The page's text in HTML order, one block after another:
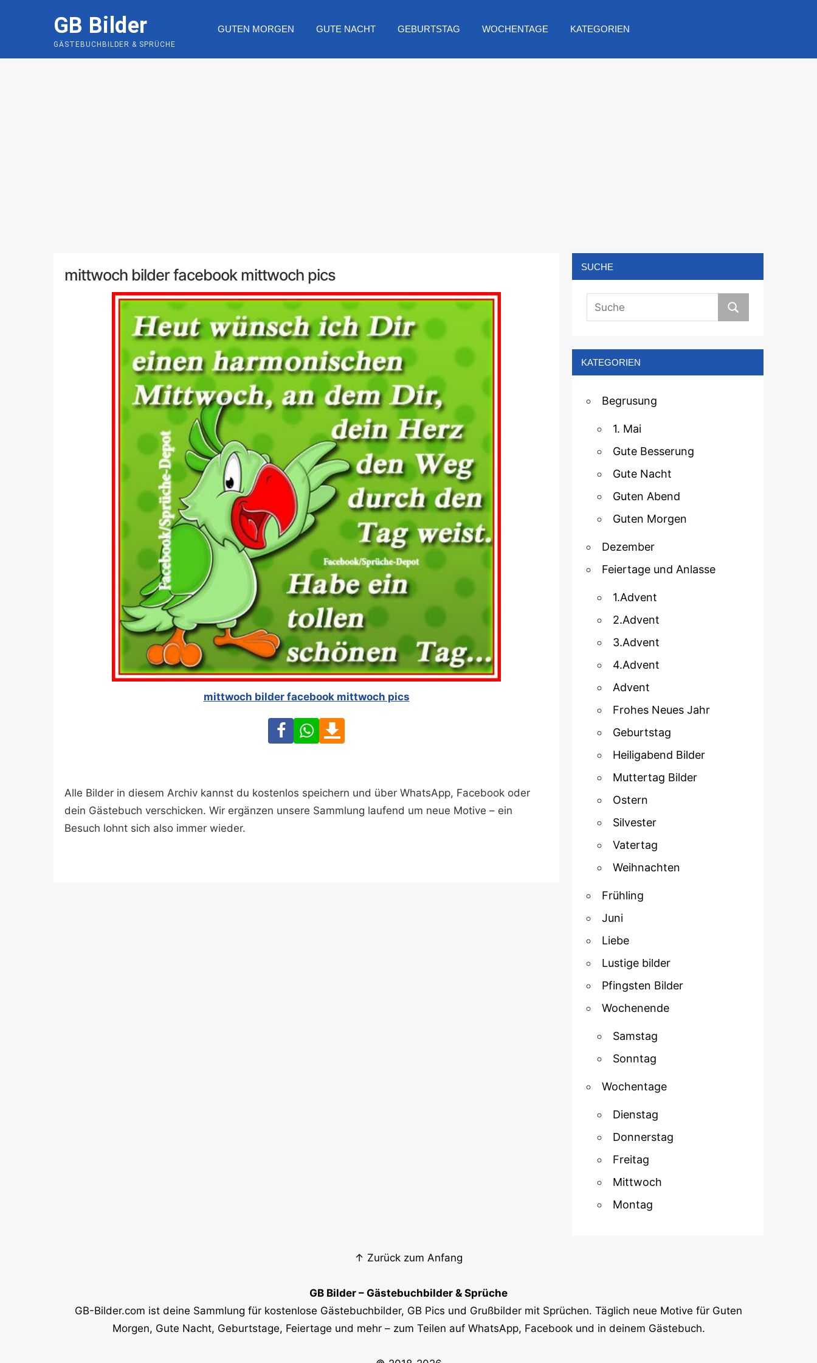
GB Bilder
GÄSTEBUCHBILDER & SPRÜCHE
GUTEN MORGEN GUTE NACHT GEBURTSTAG WOCHENTAGE KATEGORIEN
mittwoch bilder facebook mittwoch pics
mittwoch bilder facebook mittwoch pics
FacebookWhatsApp
Alle Bilder in diesem Archiv kannst du kostenlos speichern und über WhatsApp, Facebook oder
dein Gästebuch verschicken. Wir ergänzen unsere Sammlung laufend um neue Motive – ein
Besuch lohnt sich also immer wieder.
SUCHE
KATEGORIEN
Begrusung
1. Mai
Gute Besserung
Gute Nacht
Guten Abend
Guten Morgen
Dezember
Feiertage und Anlasse
1.Advent
2.Advent
3.Advent
4.Advent
Advent
Frohes Neues Jahr
Geburtstag
Heiligabend Bilder
Muttertag Bilder
Ostern
Silvester
Vatertag
Weihnachten
Frühling
Juni
Liebe
Lustige bilder
Pfingsten Bilder
Wochenende
Samstag
Sonntag
Wochentage
Dienstag
Donnerstag
Freitag
Mittwoch
Montag
↑ Zurück zum Anfang
GB Bilder – Gästebuchbilder & Sprüche
GB-Bilder.com ist deine Sammlung für kostenlose Gästebuchbilder, GB Pics und Grußbilder mit Sprüchen. Täglich neue Motive für Guten
Morgen, Gute Nacht, Geburtstage, Feiertage und mehr – zum Teilen auf WhatsApp, Facebook und in deinem Gästebuch.